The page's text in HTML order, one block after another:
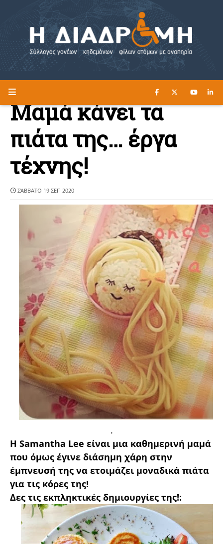
Η ΔΙΑΔΡΟΜΗ ΔΙΑΒΑΣΤΕ ΕΔΩ ►
Μαμά κάνει τα
πιάτα της… έργα
τέχνης!
ΣΆΒΒΑΤΟ 19 ΣΕΠ 2020
.
Η Samantha Lee είναι μια καθημερινή μαμά
που όμως έγινε διάσημη χάρη στην
έμπνευσή της να ετοιμάζει μοναδικά πιάτα
για τις κόρες της!
Δες τις εκπληκτικές δημιουργίες της!: